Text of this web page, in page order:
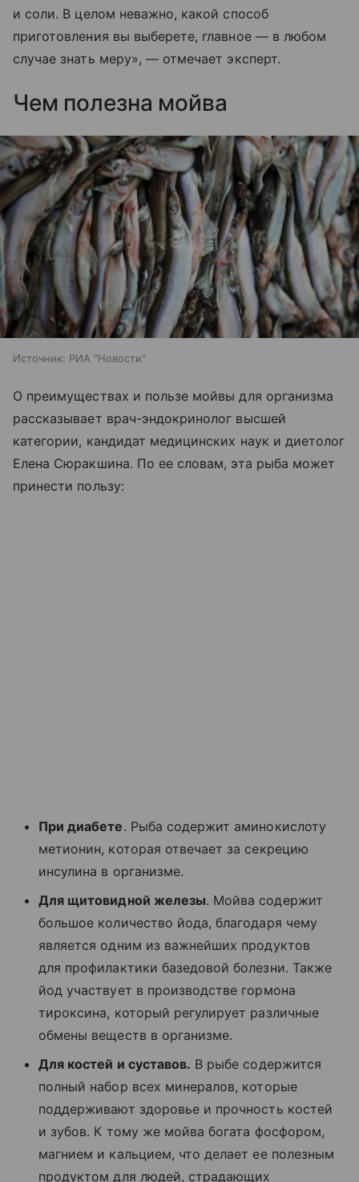
и соли. В целом неважно, какой способ
приготовления вы выберете, главное — в любом
случае знать меру», — отмечает эксперт.
Чем полезна мойва
Источник: РИА "Новости"
О преимуществах и пользе мойвы для организма
рассказывает врач-эндокринолог высшей
категории, кандидат медицинских наук и диетолог
Елена Сюракшина. По ее словам, эта рыба может
принести пользу:
При диабете. Рыба содержит аминокислоту
метионин, которая отвечает за секрецию
инсулина в организме.
Для щитовидной железы. Мойва содержит
большое количество йода, благодаря чему
является одним из важнейших продуктов
для профилактики базедовой болезни. Также
йод участвует в производстве гормона
тироксина, который регулирует различные
обмены веществ в организме.
Для костей и суставов. В рыбе содержится
полный набор всех минералов, которые
поддерживают здоровье и прочность костей
и зубов. К тому же мойва богата фосфором,
магнием и кальцием, что делает ее полезным
продуктом для людей, страдающих